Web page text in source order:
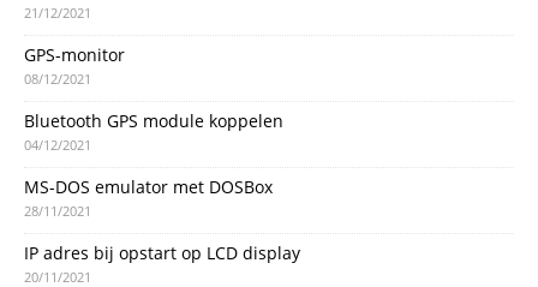
21/12/2021
GPS-monitor
08/12/2021
Bluetooth GPS module koppelen
04/12/2021
MS-DOS emulator met DOSBox
28/11/2021
IP adres bij opstart op LCD display
20/11/2021